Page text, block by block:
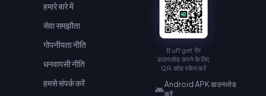
हमारे बारे में
सेवा समझौता
गोपनीयता नीति
धनवापसी नीति
हमसे संपर्क करें
Buffget ऐप
डाउनलोड करने के लिए
QR कोड स्कैन करें
Android APK डाउनलोड
करें